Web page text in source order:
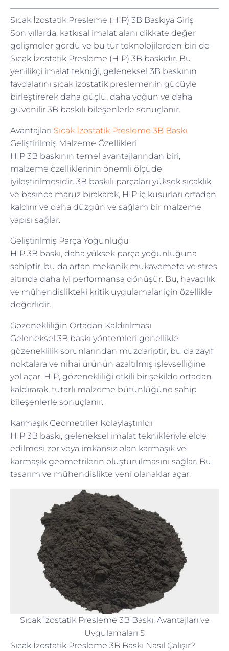
Sıcak İzostatik Presleme (HIP) 3B Baskıya Giriş
Son yıllarda, katkısal imalat alanı dikkate değer
gelişmeler gördü ve bu tür teknolojilerden biri de
Sıcak İzostatik Presleme (HIP) 3B baskıdır. Bu
yenilikçi imalat tekniği, geleneksel 3B baskının
faydalarını sıcak izostatik preslemenin gücüyle
birleştirerek daha güçlü, daha yoğun ve daha
güvenilir 3B baskılı bileşenlerle sonuçlanır.
Avantajları Sıcak İzostatik Presleme 3B Baskı
Geliştirilmiş Malzeme Özellikleri
HIP 3B baskının temel avantajlarından biri,
malzeme özelliklerinin önemli ölçüde
iyileştirilmesidir. 3B baskılı parçaları yüksek sıcaklık
ve basınca maruz bırakarak, HIP iç kusurları ortadan
kaldırır ve daha düzgün ve sağlam bir malzeme
yapısı sağlar.
Geliştirilmiş Parça Yoğunluğu
HIP 3B baskı, daha yüksek parça yoğunluğuna
sahiptir, bu da artan mekanik mukavemete ve stres
altında daha iyi performansa dönüşür. Bu, havacılık
ve mühendislikteki kritik uygulamalar için özellikle
değerlidir.
Gözenekliliğin Ortadan Kaldırılması
Geleneksel 3B baskı yöntemleri genellikle
gözeneklilik sorunlarından muzdariptir, bu da zayıf
noktalara ve nihai ürünün azaltılmış işlevselliğine
yol açar. HIP, gözenekliliği etkili bir şekilde ortadan
kaldırarak, tutarlı malzeme bütünlüğüne sahip
bileşenlerle sonuçlanır.
Karmaşık Geometriler Kolaylaştırıldı
HIP 3B baskı, geleneksel imalat teknikleriyle elde
edilmesi zor veya imkansız olan karmaşık ve
karmaşık geometrilerin oluşturulmasını sağlar. Bu,
tasarım ve mühendislikte yeni olanaklar açar.
Sıcak İzostatik Presleme 3B Baskı: Avantajları ve
Uygulamaları 5
Sıcak İzostatik Presleme 3B Baskı Nasıl Çalışır?